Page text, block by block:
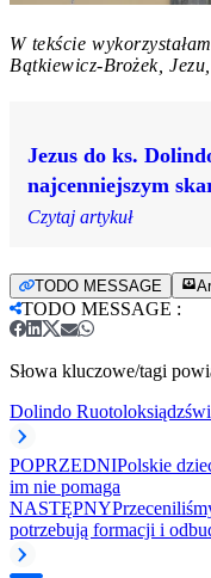
W tekście
Bątkiewicz-Brożek,
Jezus do ks.
najcenniejszym
Czytaj artykuł
TODO MESSAGE
TODO MESSAGE :
Słowa kluczowe/tagi
Dolindo Ruotoloksiądz
POPRZEDNIPolskie
im nie pomaga
NASTĘPNY
potrzebują formacji i